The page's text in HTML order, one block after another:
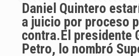
Daniel Quintero
a juicio por proceso
contra.El presidente
Petro, lo nombró